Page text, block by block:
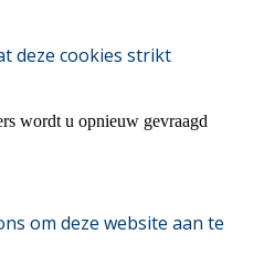
deze cookies strikt
wordt u opnieuw gevraagd
om deze website aan te